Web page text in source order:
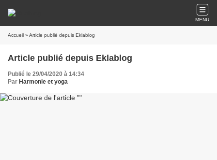
MENU
Accueil » Article publié depuis Eklablog
Article publié depuis Eklablog
Publié le 29/04/2020 à 14:34
Par Harmonie et yoga